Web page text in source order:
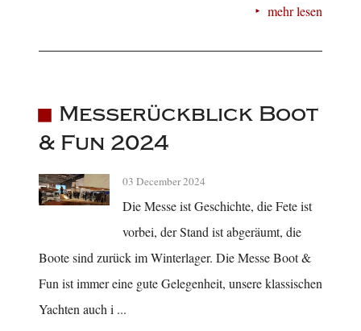
mehr lesen
Messerückblick Boot
& Fun 2024
03 December 2024
Die Messe ist Geschichte, die Fete ist
vorbei, der Stand ist abgeräumt, die
Boote sind zurück im Winterlager. Die Messe Boot &
Fun ist immer eine gute Gelegenheit, unsere klassischen
Yachten auch i ...